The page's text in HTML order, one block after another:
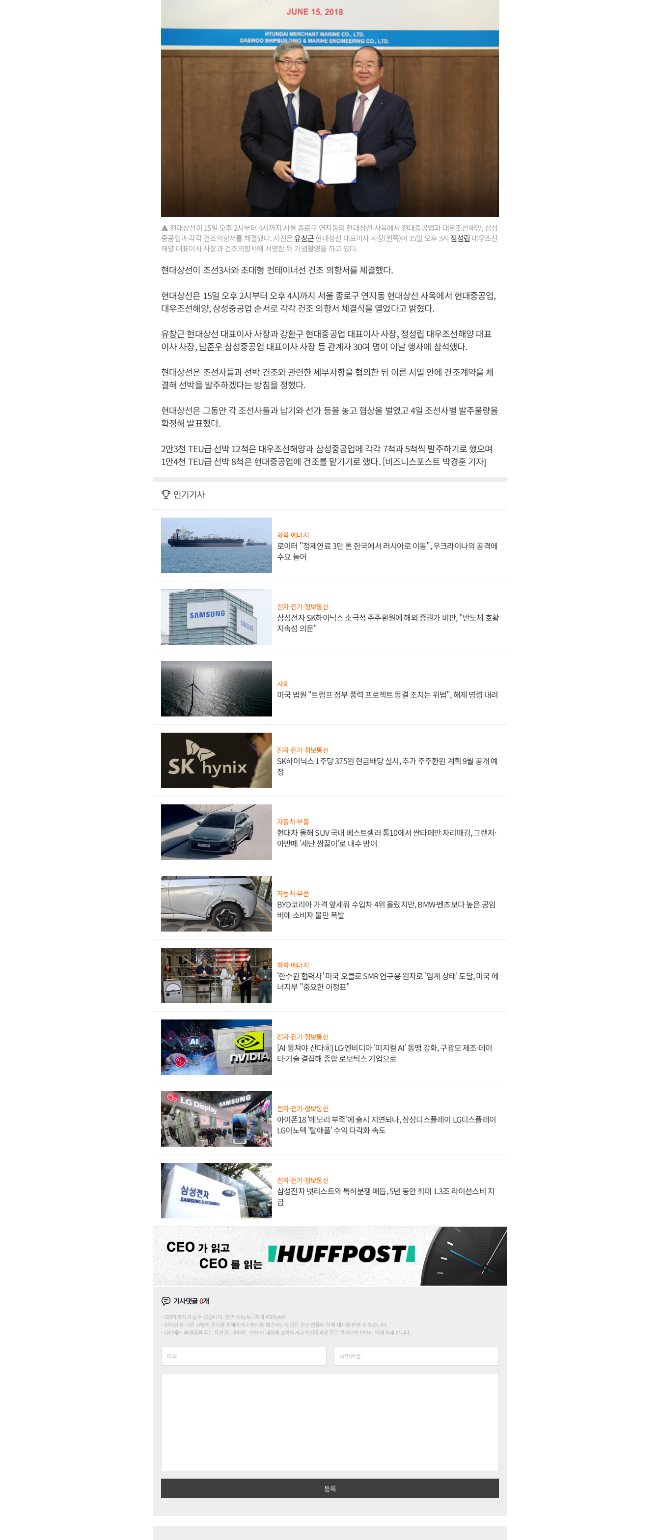
▲ 현대상선이 15일 오후 2시부터 4시까지 서울 종로구 연지동의 현대상선 사옥에서 현대중공업과 대우조선해양, 삼성
중공업과 각각 건조의향서를 체결했다. 사진은유창근현대상선 대표이사 사장(왼쪽)이 15일 오후 3시 정성립 대우조선
해양 대표이사 사장과 건조의향서에 서명한 뒤 기념촬영을 하고 있다.
현대상선이 조선3사와 초대형 컨테이너선 건조 의향서를 체결했다.
현대상선은 15일 오후 2시부터 오후 4시까지 서울 종로구 연지동 현대상선 사옥에서 현대중공업,
대우조선해양, 삼성중공업 순서로 각각 건조 의향서 체결식을 열었다고 밝혔다.
유창근현대상선 대표이사 사장과강환구현대중공업 대표이사 사장,정성립 대우조선해양 대표
이사 사장,남준우삼성중공업 대표이사 사장 등 관계자 30여 명이 이날 행사에 참석했다.
현대상선은 조선사들과 선박 건조와 관련한 세부사항을 협의한 뒤 이른 시일 안에 건조계약을 체
결해 선박을 발주하겠다는 방침을 정했다.
현대상선은 그동안 각 조선사들과 납기와 선가 등을 놓고 협상을 벌였고 4일 조선사별 발주물량을
확정해 발표했다.
2만3천 TEU급 선박 12척은 대우조선해양과 삼성중공업에 각각 7척과 5척씩 발주하기로 했으며
1만4천 TEU급 선박 8척은 현대중공업에 건조를 맡기기로 했다. [비즈니스포스트 박경훈 기자]
인기기사
화학·에너지
로이터 "정제연료 3만 톤 한국에서 러시아로 이동", 우크라이나의 공격에
수요 늘어
전자·전기·정보통신
삼성전자 SK하이닉스 소극적 주주환원에 해외 증권가 비판, "반도체 호황
지속성 의문"
사회
미국 법원 "트럼프 정부 풍력 프로젝트 동결 조치는 위법", 해제 명령 내려
전자·전기·정보통신
SK하이닉스 1주당 375원 현금배당 실시, 추가 주주환원 계획 9월 공개 예
정
자동차·부품
현대차 올해 SUV 국내 베스트셀러 톱10에서 싼타페만 자리매김, 그랜저·
아반떼 '세단 쌍끌이'로 내수 방어
자동차·부품
BYD코리아 가격 앞세워 수입차 4위 올랐지만, BMW·벤츠보다 높은 공임
비에 소비자 불만 폭발
화학·에너지
'한수원 협력사' 미국 오클로 SMR 연구용 원자로 '임계 상태' 도달, 미국 에
너지부 "중요한 이정표"
전자·전기·정보통신
[AI 뭉쳐야 산다⑧] LG·엔비디아 '피지컬 AI' 동맹 강화, 구광모 제조·데이
터·기술 결집해 종합 로보틱스 기업으로
전자·전기·정보통신
아이폰18 '메모리 부족'에 출시 지연되나, 삼성디스플레이 LG디스플레이
LG이노텍 '탈애플' 수익 다각화 속도
전자·전기·정보통신
삼성전자 넷리스트와 특허분쟁 매듭, 5년 동안 최대 1.3조 라이선스비 지
급
기사댓글0개
200자까지 쓰실 수 있습니다. (현재 0 byte / 최대 400byte)
저작권 등 다른 사람의 권리를 침해하거나 명예를 훼손하는 댓글은 관련 법률에 의해 제재를 받을 수 있습니다.
타인에게 불쾌감을 주는 욕설 등 비하하는 단어가 내용에 포함되거나 인신공격성 글은 관리자의 판단에 의해 삭제 합니다.